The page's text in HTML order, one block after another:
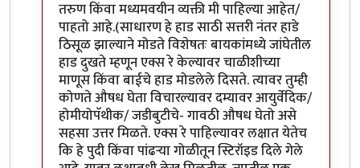
तरुण किंवा मध्यमवयीन व्यक्ती मी पाहिल्या आहेत/
पाहतो आहे.(साधारण हे हाड साठी सत्तरी नंतर हाडे
ठिसूळ झाल्याने मोडते विशेषतः बायकांमध्ये जांघेतील
हाड दुखते म्हणून एक्स रे केल्यावर चाळीशीच्या
माणूस किंवा बाईचे हाड मोडलेले दिसते. त्यावर तुम्ही
कोणते औषध घेता विचारल्यावर दम्यावर आयुर्वेदिक/
होमीयोपॅथीक/ जडीबुटीचे- गावठी औषध घेतो असे
सहसा उत्तर मिळते. एक्स रे पाहिल्यावर लक्षात येतेच
कि हे पुदी किंवा पांढऱ्या गोळीतून स्टिरॉइड दिले गेले